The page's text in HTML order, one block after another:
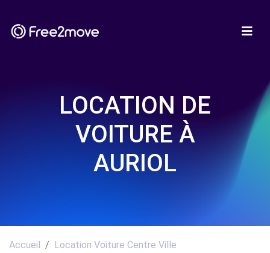
LOCATION DE
VOITURE À
AURIOL
Accueil
Location Voiture Centre Ville